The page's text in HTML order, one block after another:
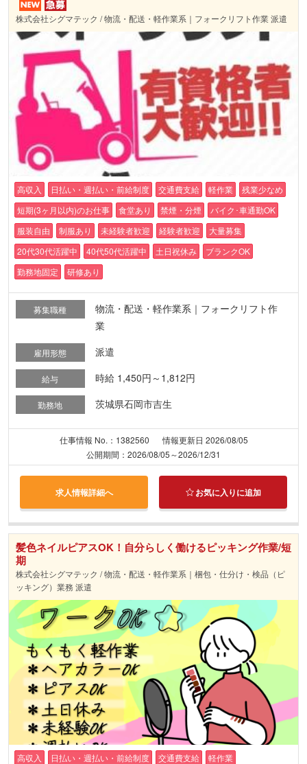
株式会社シグマテック / 物流・配送・軽作業系｜フォークリフト作業 派遣
高収入 日払い・週払い・前給制度 交通費支給 軽作業
残業少なめ
短期(3ヶ月以内)のお仕事
食堂あり 禁煙・分煙
バイク･車通勤OK
服装自由
制服あり 未経験者歓迎 経験者歓迎
大量募集
20代30代活躍中
40代50代活躍中 土日祝休み
ブランクOK
勤務地固定
研修あり
募集職種
物流・配送・軽作業系｜フォークリフト作
業
雇用形態 派遣
給与 時給 1,450円～1,812円
勤務地 茨城県石岡市吉生
仕事情報 No.：1382560
情報更新日 2026/08/05
公開期間：2026/08/05～2026/12/31
求人情報詳細へ お気に入りに追加
髪色ネイルピアスOK！自分らしく働けるピッキング作業/短
期
株式会社シグマテック / 物流・配送・軽作業系｜梱包・仕分け・検品（ピ
ッキング）業務 派遣
高収入 日払い・週払い・前給制度 交通費支給
軽作業